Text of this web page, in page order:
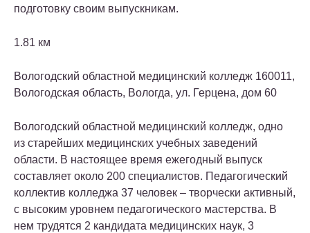
подготовку своим выпускникам.
1.81 км
Вологодский областной медицинский колледж 160011,
Вологодская область, Вологда, ул. Герцена, дом 60
Вологодский областной медицинский колледж, одно
из старейших медицинских учебных заведений
области. В настоящее время ежегодный выпуск
составляет около 200 специалистов. Педагогический
коллектив колледжа 37 человек – творчески активный,
с высоким уровнем педагогического мастерства. В
нем трудятся 2 кандидата медицинских наук, 3